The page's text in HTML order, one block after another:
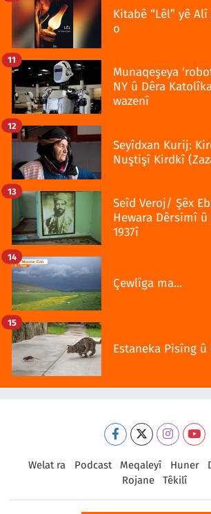
Kitabê “Lêl” yê
o
Munaqeşeya
NY û Dêra
wazenî
11
Seyîdxan Kurij:
Nuştişî Kirdkî
12
Seîd Veroj/ Şêx
Hewara Dêrsimî û
1937î
13
Çewlîga ma...
14
Estaneka Pisîng û
15
Welat ra Podcast Meqaleyî Huner
Rojane
Têkilî